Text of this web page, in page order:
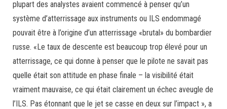
plupart des analystes avaient commencé à penser qu’un
système d’atterrissage aux instruments ou ILS endommagé
pouvait être à l’origine d’un atterrissage «brutal» du bombardier
russe. «Le taux de descente est beaucoup trop élevé pour un
atterrissage, ce qui donne à penser que le pilote ne savait pas
quelle était son attitude en phase finale – la visibilité était
vraiment mauvaise, ce qui était clairement un échec aveugle de
l’ILS. Pas étonnant que le jet se casse en deux sur l’impact », a